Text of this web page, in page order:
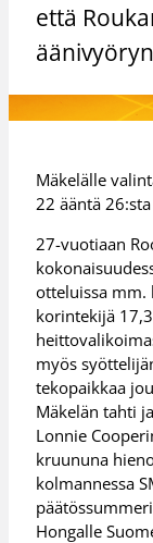
että
Mäkelälle
22 ääntä
27-vuotiaan
otteluissa mm.
korintekijä
myös
tekopaikkaa
Mäkelän tahti
Lonnie
kruununa
kolmannessa
Hongalle